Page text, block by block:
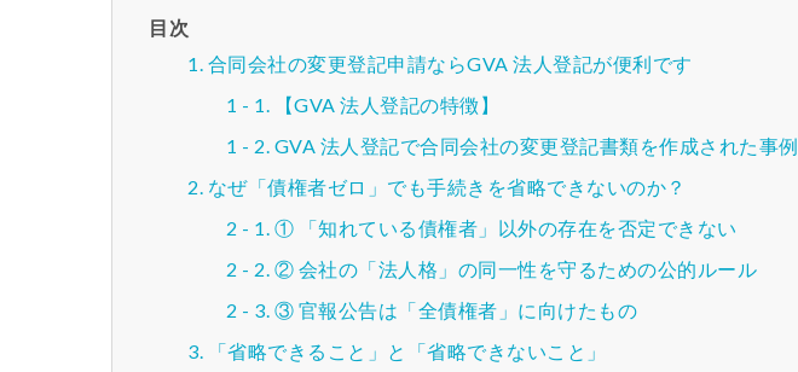
目次
合同会社の変更登記申請ならGVA 法人登記が便利です
【GVA 法人登記の特徴】
GVA 法人登記で合同会社の変更登記書類を作成された事例
なぜ「債権者ゼロ」でも手続きを省略できないのか？
① 「知れている債権者」以外の存在を否定できない
② 会社の「法人格」の同一性を守るための公的ルール
③ 官報公告は「全債権者」に向けたもの
「省略できること」と「省略できないこと」